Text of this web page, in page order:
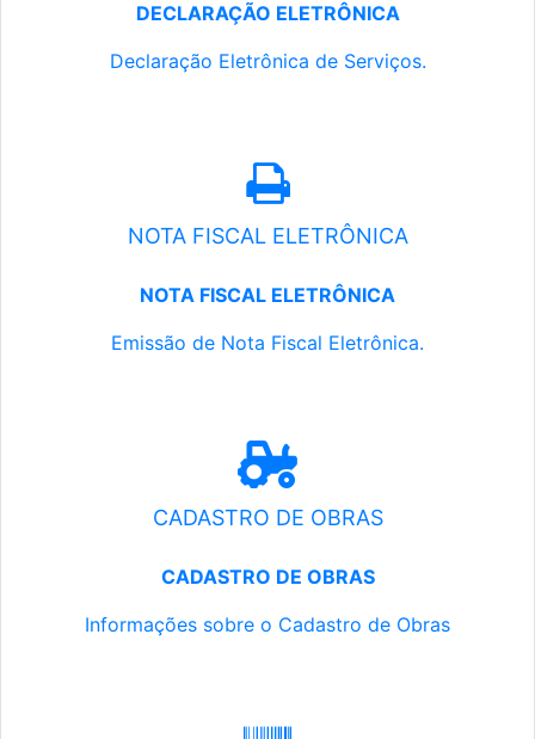
DECLARAÇÃO ELETRÔNICA
Declaração Eletrônica de Serviços.
NOTA FISCAL ELETRÔNICA
NOTA FISCAL ELETRÔNICA
Emissão de Nota Fiscal Eletrônica.
CADASTRO DE OBRAS
CADASTRO DE OBRAS
Informações sobre o Cadastro de Obras